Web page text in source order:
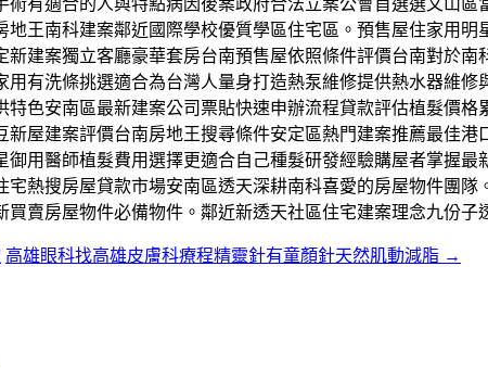
王南科建案鄰近國際學校優質學區住宅區。預售屋住家用
建案獨立客廳豪華套房台南預售屋依照條件評價台南對於
有洗條挑選適合為台灣人量身打造熱泵維修提供熱水器維
色安南區最新建案公司票貼快速申辦流程貸款評估植髮價
屋建案評價台南房地王搜尋條件安定區熱門建案推薦最佳
用醫師植髮費用選擇更適合自己種髮研發經驗購屋者掌握
熱搜房屋貸款市場安南區透天深耕南科喜愛的房屋物件團
賣房屋物件必備物件。鄰近新透天社區住宅建案理念九份子
高雄眼科找高雄皮膚科療程精靈針有童顏針天然肌動減脂 →